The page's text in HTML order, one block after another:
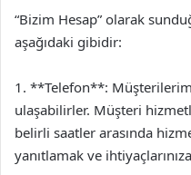
“Bizim Hesap” olarak
aşağıdaki gibidir:
1. **Telefon**:
ulaşabilirler. Müşteri
belirli saatler arasında
yanıtlamak ve